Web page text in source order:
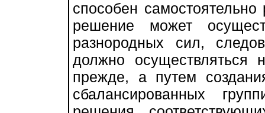
способен
решение может
разнородных сил,
должно
прежде, а путем
сбалансированных